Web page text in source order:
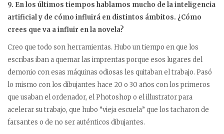
9. En los últimos tiempos hablamos mucho de la inteligencia
artificial y de cómo influirá en distintos ámbitos. ¿Cómo
crees que va a influir en la novela?
Creo que todo son herramientas. Hubo un tiempo en que los
escribas iban a quemar las imprentas porque esos lugares del
demonio con esas máquinas odiosas les quitaban el trabajo. Pasó
lo mismo con los dibujantes hace 20 o 30 años con los primeros
que usaban el ordenador, el Photoshop o el illustrator para
acelerar su trabajo, que hubo “vieja escuela” que los tacharon de
farsantes o de no ser auténticos dibujantes.